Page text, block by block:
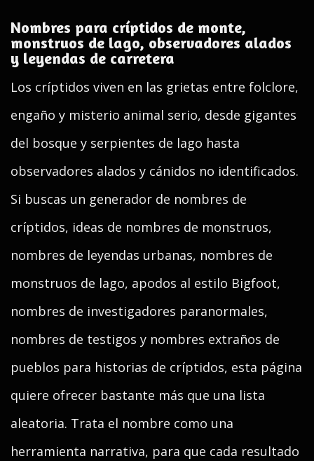
Nombres para críptidos de monte,
monstruos de lago, observadores alados
y leyendas de carretera
Los críptidos viven en las grietas entre folclore,
engaño y misterio animal serio, desde gigantes
del bosque y serpientes de lago hasta
observadores alados y cánidos no identificados.
Si buscas un generador de nombres de
críptidos, ideas de nombres de monstruos,
nombres de leyendas urbanas, nombres de
monstruos de lago, apodos al estilo Bigfoot,
nombres de investigadores paranormales,
nombres de testigos y nombres extraños de
pueblos para historias de críptidos, esta página
quiere ofrecer bastante más que una lista
aleatoria. Trata el nombre como una
herramienta narrativa, para que cada resultado